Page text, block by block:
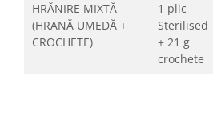
HRĂNIRE MIXTĂ
(HRANĂ UMEDĂ +
CROCHETE)
1 plic
Sterilised
+ 21 g
crochete